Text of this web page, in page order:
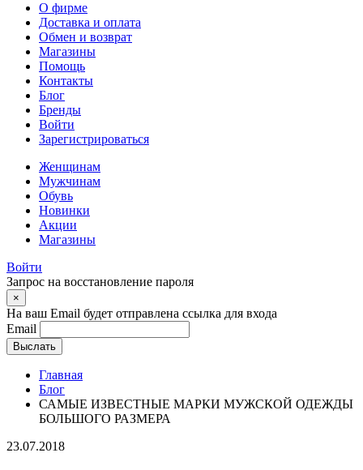
О фирме
Доставка и оплата
Обмен и возврат
Магазины
Помощь
Контакты
Блог
Бренды
Войти
Зарегистрироваться
Женщинам
Мужчинам
Обувь
Новинки
Акции
Магазины
Войти
Запрос на восстановление пароля
×
На ваш Email будет отправлена ссылка для входа
Email
Выслать
Главная
Блог
САМЫЕ ИЗВЕСТНЫЕ МАРКИ МУЖСКОЙ ОДЕЖДЫ
БОЛЬШОГО РАЗМЕРА
23.07.2018